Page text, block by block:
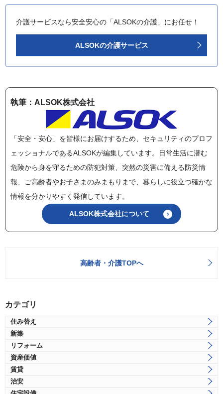
介護サービスなら安全安心の「ALSOKの介護」にお任せ！
ALSOKの介護サービス
執筆：ALSOK株式会社
「安全・安心」を皆様にお届けするため、セキュリティのプロフ
ェッショナルであるALSOKが編集しています。日常生活に潜む
危険から身を守るための防犯対策、突然の災害に備える防災情
報、ご高齢者やお子さまのみまもりまで、暮らしに役立つ確かな
情報を分かりやすく発信しています。
ALSOK株式会社について
高齢者・介護TOPへ
カテゴリ
住み替え
新築
リフォーム
資産価値
賃貸
治安